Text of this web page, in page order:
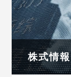
株式情報